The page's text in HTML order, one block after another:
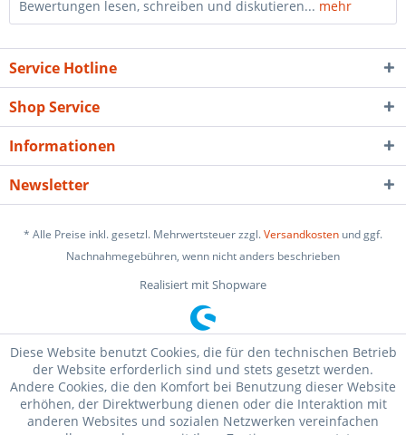
Bewertungen lesen, schreiben und diskutieren... mehr
Service Hotline
Shop Service
Informationen
Newsletter
* Alle Preise inkl. gesetzl. Mehrwertsteuer zzgl.Versandkosten und ggf.
Nachnahmegebühren, wenn nicht anders beschrieben
Realisiert mit Shopware
Diese Website benutzt Cookies, die für den technischen Betrieb
der Website erforderlich sind und stets gesetzt werden.
Andere Cookies, die den Komfort bei Benutzung dieser Website
erhöhen, der Direktwerbung dienen oder die Interaktion mit
anderen Websites und sozialen Netzwerken vereinfachen